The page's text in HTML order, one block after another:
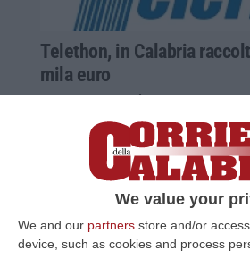
We value your
We and our partners store and/or
device, such as cookies and process
Telethon, in Calabria
mila euro
netta crescita rispetto allo
somma raccolta in Calabria
per sostenere Teletho…
Pubblicato il: 18/12/16 – 19:47